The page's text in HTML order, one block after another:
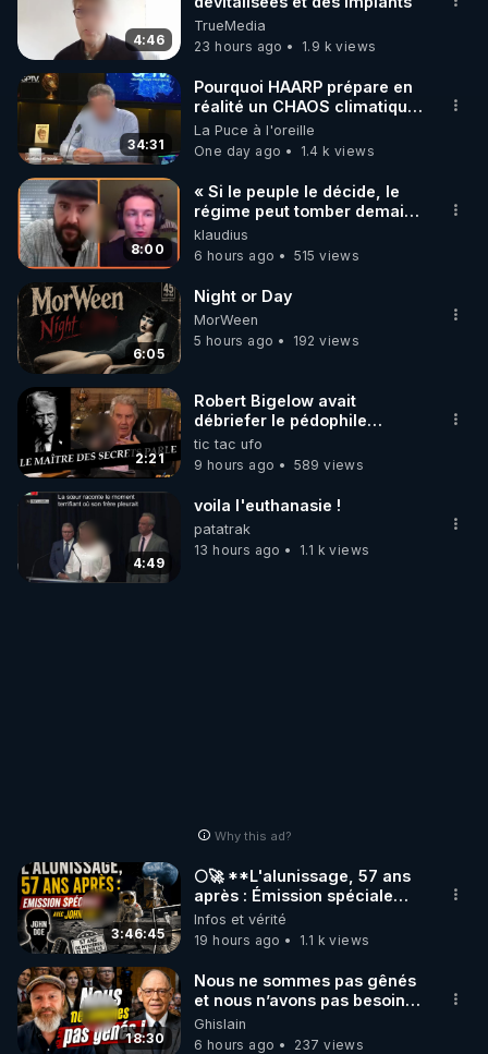
Rendez-vous sur
http://rgnr.li/lechoubrave
code : REGENERE10
▶ 30 jours gratuit sur l’application de méditation et
de bien-être ENVOL :
Rendez-vous sur https://www.envol.app/code
le code : REGENERE
4:46
TrueMedia
23 hours ago
1.9 k views
34:31
Pourquoi HAARP prépare en
réalité un CHAOS climatique,
on répond
La Puce à l'oreille
One day ago
1.4 k views
8:00
« Si le peuple le décide, le
régime peut tomber demain !
»
klaudius
6 hours ago
515 views
6:05
Night or Day
MorWeen
5 hours ago
192 views
2:21
Robert Bigelow avait
débriefer le pédophile
génocidaire de donald j
trump
tic tac ufo
9 hours ago
589 views
4:49
voila l'euthanasie !
patatrak
13 hours ago
1.1 k views
Why this ad?
3:46:45
🌕🚀 **L'alunissage, 57 ans
après : Émission spéciale
avec John Doe !** 👨 🚀✨
Infos et vérité
19 hours ago
1.1 k views
18:30
Nous ne sommes pas gênés
et nous n’avons pas besoin
de nous excuser ! #jw
#jehovah #collegecentral
Ghislain
6 hours ago
237 views